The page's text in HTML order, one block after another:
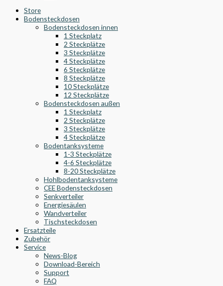
Store
Bodensteckdosen
Bodensteckdosen innen
1 Steckplatz
2 Steckplätze
3 Steckplätze
4 Steckplätze
6 Steckplätze
8 Steckplätze
10 Steckplätze
12 Steckplätze
Bodensteckdosen außen
1 Steckplatz
2 Steckplätze
3 Steckplätze
4 Steckplätze
Bodentanksysteme
1-3 Steckplätze
4-6 Steckplätze
8-20 Steckplätze
Hohlbodentanksysteme
CEE Bodensteckdosen
Senkverteiler
Energiesäulen
Wandverteiler
Tischsteckdosen
Ersatzteile
Zubehör
Service
News-Blog
Download-Bereich
Support
FAQ